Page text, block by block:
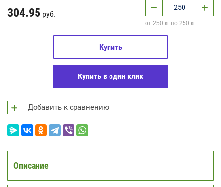
304.95 руб. − +
от 250 кг по 250 кг
Купить
Купить в один клик
Добавить к сравнению
Описание